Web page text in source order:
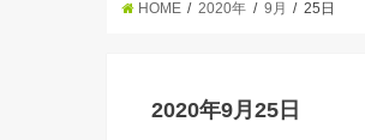
HOME 2020年 9月 25日
2020年9月25日